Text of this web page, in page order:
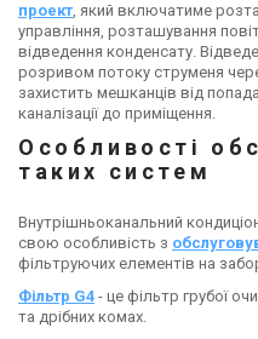
проект, який включатиме
управління, розташування
відведення конденсату.
розривом потоку струменя
захистить мешканців від
каналізації до приміщення.
Особливості
таких систем
Внутрішньоканальний
свою особливість з
фільтруючих елементів на
Фільтр G4 - це фільтр грубої
та дрібних комах.